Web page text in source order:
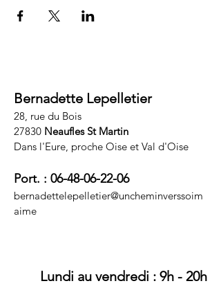
Bernadette Lepelletier
28, rue du Bois
27830 Neaufles St Martin
Dans l'Eure, proche Oise et Val d'Oise
Port. : 06-48-06-22-06
bernadettelepelletier@uncheminverssoim
aime
Lundi au vendredi : 9h - 20h​​